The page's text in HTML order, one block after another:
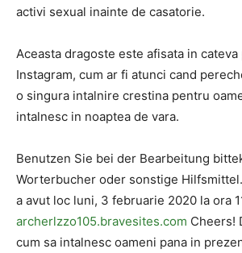
activi sexual inainte de casatorie.
Aceasta dragoste este afisata in cateva
Instagram, cum ar fi atunci cand
o singura intalnire crestina pentru
intalnesc in noaptea de vara.
Benutzen Sie bei der Bearbeitung
Worterbucher oder sonstige
a avut loc luni, 3 februarie 2020 la ora
archerlzzo105.bravesites.com Cheers!
cum sa intalnesc oameni pana in